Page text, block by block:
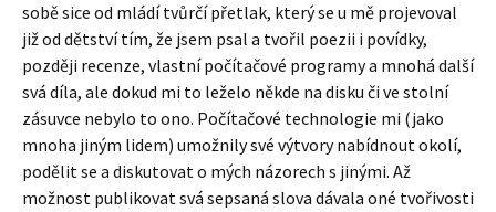
sobě sice od mládí tvůrčí přetlak, který se u mě projevoval
již od dětství tím, že jsem psal a tvořil poezii i povídky,
později recenze, vlastní počítačové programy a mnohá další
svá díla, ale dokud mi to leželo někde na disku či ve stolní
zásuvce nebylo to ono. Počítačové technologie mi (jako
mnoha jiným lidem) umožnily své výtvory nabídnout okolí,
podělit se a diskutovat o mých názorech s jinými. Až
možnost publikovat svá sepsaná slova dávala oné tvořivosti